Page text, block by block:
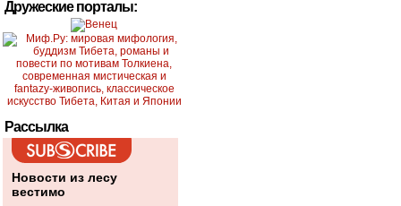
Дружеские порталы:
Рассылка
Новости из лесу
вестимо